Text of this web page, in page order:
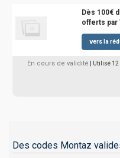
Dès 100€
offerts par
vers la
En cours de validité | Utilisé
Des codes Montaz